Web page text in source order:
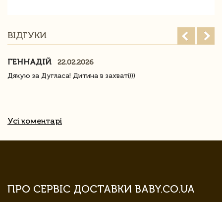
ВІДГУКИ
ГЕННАДІЙ
22.02.2026
Дякую за Дугласа! Дитина в захваті)))
Усі коментарі
ПРО СЕРВІС ДОСТАВКИ BABY.CO.UA